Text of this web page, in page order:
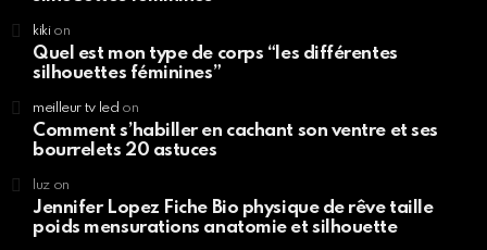
kikion
Quel est mon type de corps “les différentes
silhouettes féminines”
meilleur tv led on
Comment s’habiller en cachant son ventre et ses
bourrelets 20 astuces
luzon
Jennifer Lopez Fiche Bio physique de rêve taille
poids mensurations anatomie et silhouette